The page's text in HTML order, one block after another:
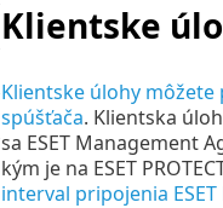
Klientske
Klientske úlohy
spúšťača. Klientska
sa ESET Management
kým je na ESET
interval pripojenia